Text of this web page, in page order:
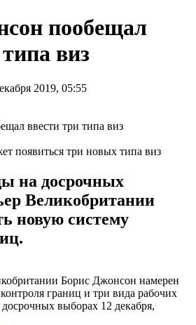
пообещал
виз
2019, 05:55
появиться три новых типа виз
на досрочных
Великобритании
новую систему
Борис Джонсон намерен
границ и три вида рабочих
выборах 12 декабря,